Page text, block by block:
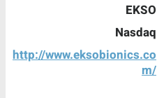
EKSO
Nasdaq
http://www.eksobionics.co
m/